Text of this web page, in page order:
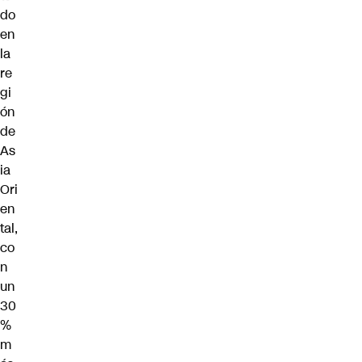
do
en
la
re
gi
ón
de
As
ia
Ori
en
tal,
co
n
un
30
%
m